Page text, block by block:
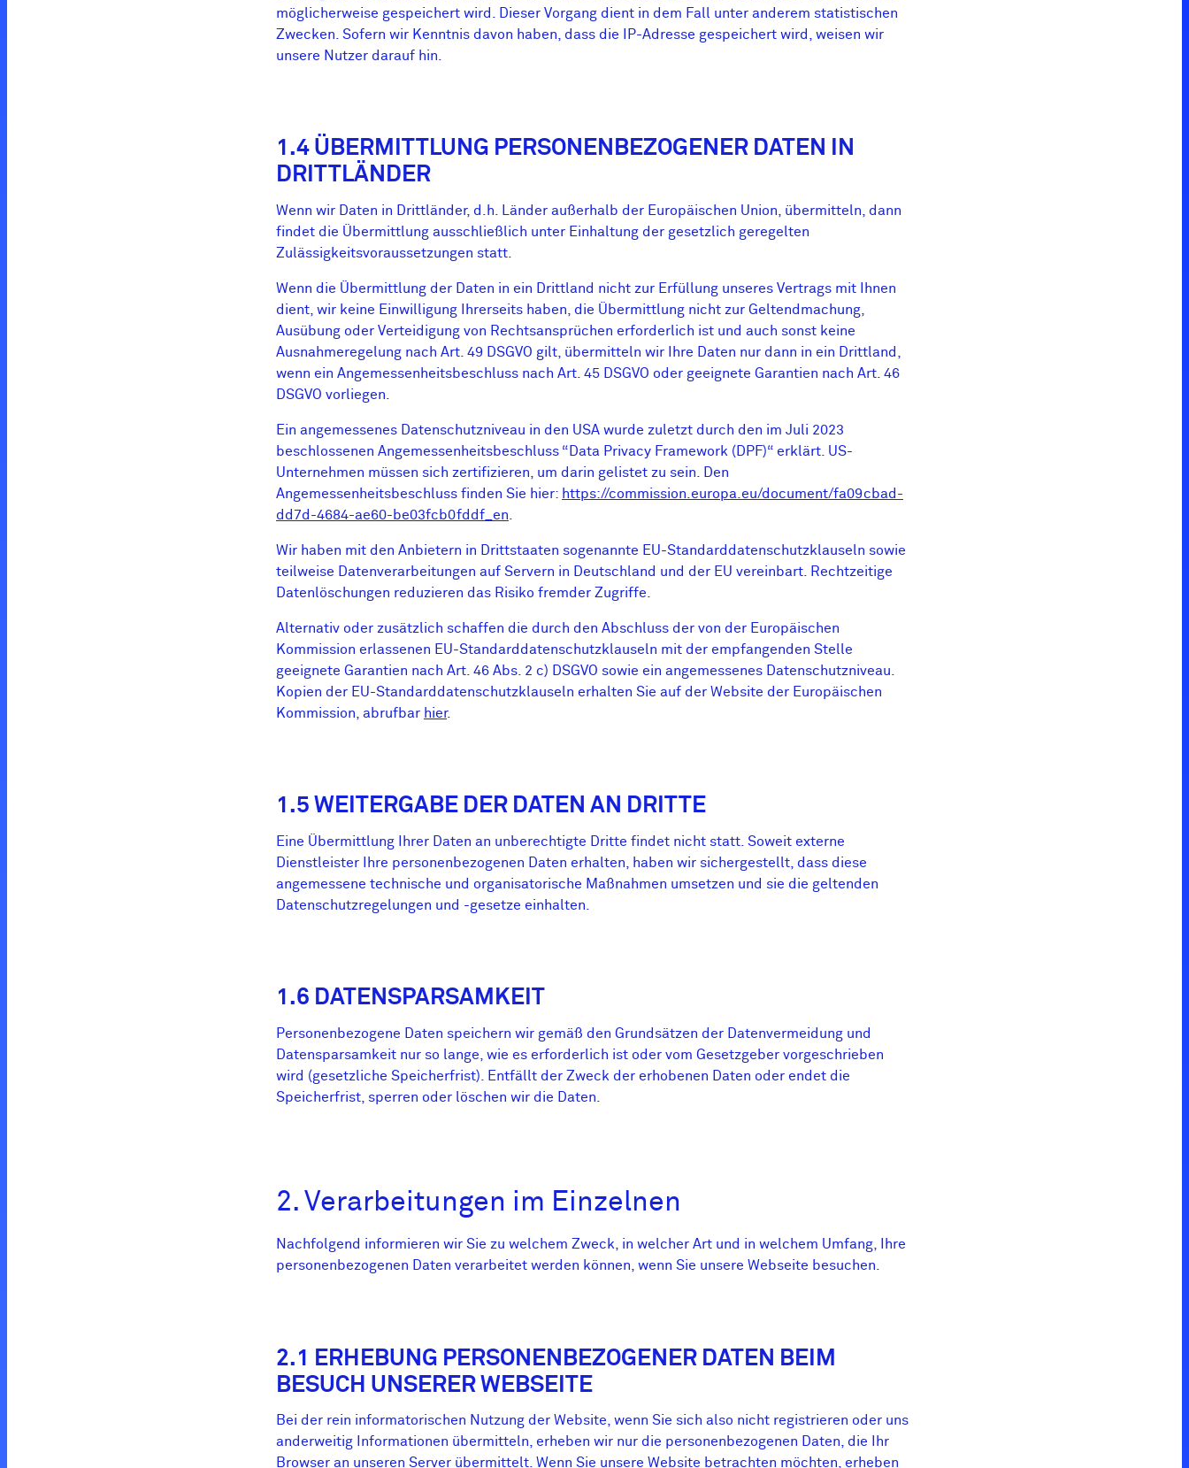
möglicherweise gespeichert wird. Dieser Vorgang dient in dem Fall unter anderem statistischen
Zwecken. Sofern wir Kenntnis davon haben, dass die IP-Adresse gespeichert wird, weisen wir
unsere Nutzer darauf hin.
1.4 ÜBERMITTLUNG PERSONENBEZOGENER DATEN IN
DRITTLÄNDER
Wenn wir Daten in Drittländer, d.h. Länder außerhalb der Europäischen Union, übermitteln, dann
findet die Übermittlung ausschließlich unter Einhaltung der gesetzlich geregelten
Zulässigkeitsvoraussetzungen statt.
Wenn die Übermittlung der Daten in ein Drittland nicht zur Erfüllung unseres Vertrags mit Ihnen
dient, wir keine Einwilligung Ihrerseits haben, die Übermittlung nicht zur Geltendmachung,
Ausübung oder Verteidigung von Rechtsansprüchen erforderlich ist und auch sonst keine
Ausnahmeregelung nach Art. 49 DSGVO gilt, übermitteln wir Ihre Daten nur dann in ein Drittland,
wenn ein Angemessenheitsbeschluss nach Art. 45 DSGVO oder geeignete Garantien nach Art. 46
DSGVO vorliegen.
Ein angemessenes Datenschutzniveau in den USA wurde zuletzt durch den im Juli 2023
beschlossenen Angemessenheitsbeschluss “Data Privacy Framework (DPF)“ erklärt. US-
Unternehmen müssen sich zertifizieren, um darin gelistet zu sein. Den
Angemessenheitsbeschluss finden Sie hier: https://commission.europa.eu/document/fa09cbad-
dd7d-4684-ae60-be03fcb0fddf_en
Wir haben mit den Anbietern in Drittstaaten sogenannte EU-Standarddatenschutzklauseln sowie
teilweise Datenverarbeitungen auf Servern in Deutschland und der EU vereinbart. Rechtzeitige
Datenlöschungen reduzieren das Risiko fremder Zugriffe.
Alternativ oder zusätzlich schaffen die durch den Abschluss der von der Europäischen
Kommission erlassenen EU-Standarddatenschutzklauseln mit der empfangenden Stelle
geeignete Garantien nach Art. 46 Abs. 2 c) DSGVO sowie ein angemessenes Datenschutzniveau.
Kopien der EU-Standarddatenschutzklauseln erhalten Sie auf der Website der Europäischen
Kommission, abrufbar hier.
1.5 WEITERGABE DER DATEN AN DRITTE
Eine Übermittlung Ihrer Daten an unberechtigte Dritte findet nicht statt. Soweit externe
Dienstleister Ihre personenbezogenen Daten erhalten, haben wir sichergestellt, dass diese
angemessene technische und organisatorische Maßnahmen umsetzen und sie die geltenden
Datenschutzregelungen und -gesetze einhalten.
1.6 DATENSPARSAMKEIT
Personenbezogene Daten speichern wir gemäß den Grundsätzen der Datenvermeidung und
Datensparsamkeit nur so lange, wie es erforderlich ist oder vom Gesetzgeber vorgeschrieben
wird (gesetzliche Speicherfrist). Entfällt der Zweck der erhobenen Daten oder endet die
Speicherfrist, sperren oder löschen wir die Daten.
2. Verarbeitungen im Einzelnen
Nachfolgend informieren wir Sie zu welchem Zweck, in welcher Art und in welchem Umfang, Ihre
personenbezogenen Daten verarbeitet werden können, wenn Sie unsere Webseite besuchen.
2.1 ERHEBUNG PERSONENBEZOGENER DATEN BEIM
BESUCH UNSERER WEBSEITE
Bei der rein informatorischen Nutzung der Website, wenn Sie sich also nicht registrieren oder uns
anderweitig Informationen übermitteln, erheben wir nur die personenbezogenen Daten, die Ihr
Browser an unseren Server übermittelt. Wenn Sie unsere Website betrachten möchten, erheben